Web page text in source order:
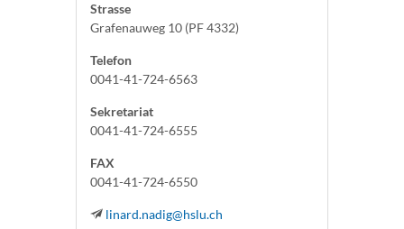
Strasse
Grafenauweg 10 (PF 4332)
Telefon
0041-41-724-6563
Sekretariat
0041-41-724-6555
FAX
0041-41-724-6550
linard.nadig@hslu.ch